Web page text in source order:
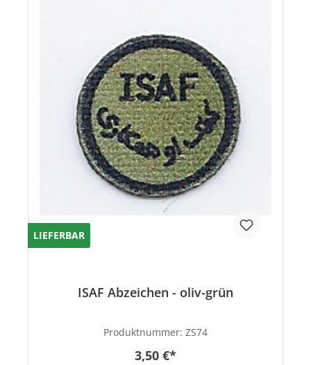
LIEFERBAR
ISAF Abzeichen - oliv-grün
Produktnummer: ZS74
3,50 €*